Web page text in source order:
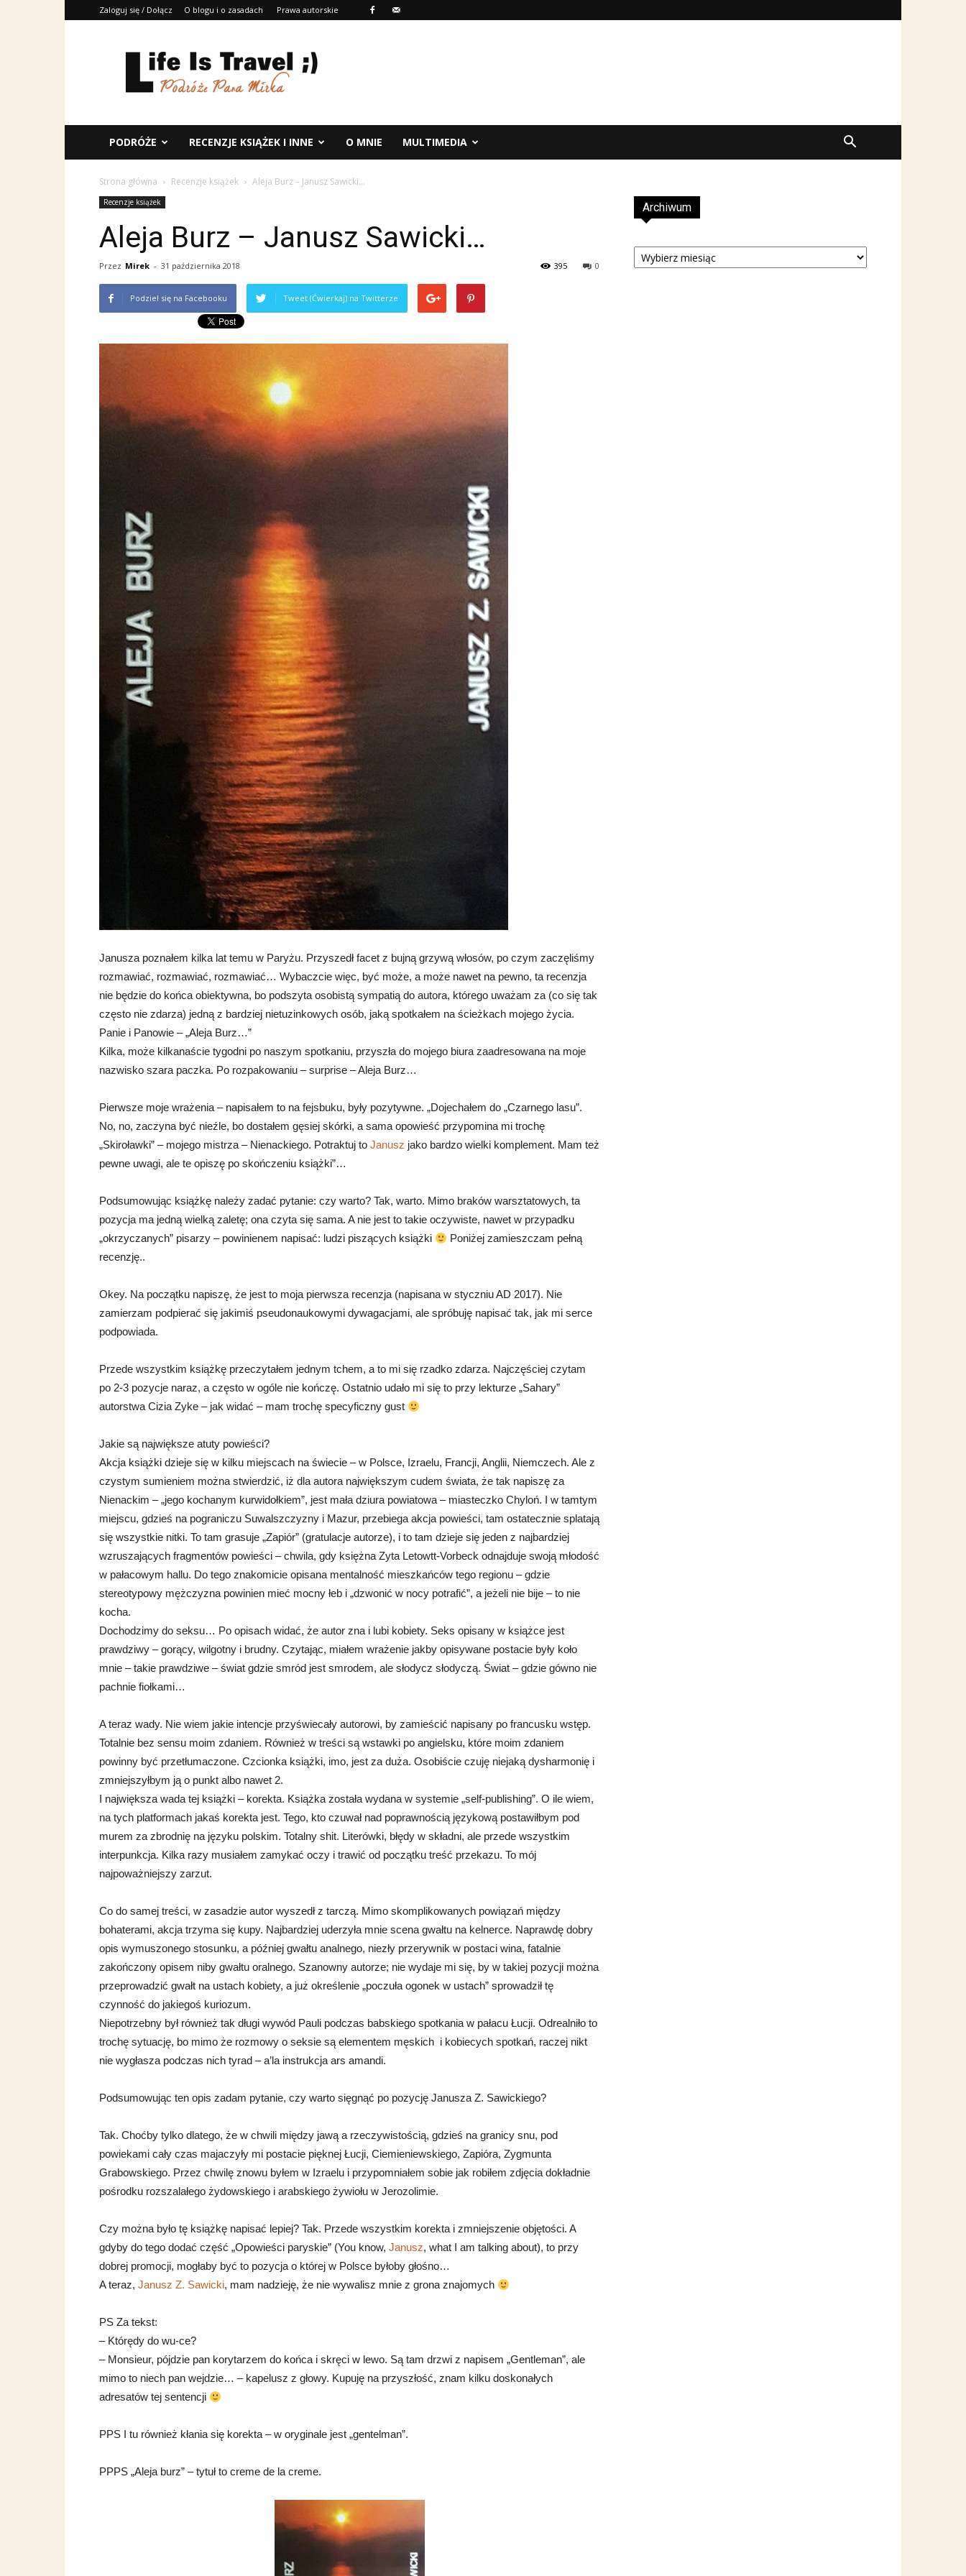
Zaloguj się / Dołącz O blogu i o zasadach Prawa autorskie
Travel
;)
PODRÓŻE RECENZJE KSIĄŻEK I INNE O MNIE MULTIMEDIA
Strona główna Recenzje książek Aleja Burz – Janusz Sawicki…
Recenzje książek
Aleja Burz – Janusz Sawicki…
Przez Mirek - 31 października 2018 0
395
Podziel się na Facebooku Tweet (Ćwierkaj) na Twitterze
Janusza poznałem kilka lat temu w Paryżu. Przyszedł facet z bujną grzywą włosów, po czym zaczęliśmy
rozmawiać, rozmawiać, rozmawiać… Wybaczcie więc, być może, a może nawet na pewno, ta recenzja
nie będzie do końca obiektywna, bo podszyta osobistą sympatią do autora, którego uważam za (co się tak
często nie zdarza) jedną z bardziej nietuzinkowych osób, jaką spotkałem na ścieżkach mojego życia.
Panie i Panowie – „Aleja Burz…”
Kilka, może kilkanaście tygodni po naszym spotkaniu, przyszła do mojego biura zaadresowana na moje
nazwisko szara paczka. Po rozpakowaniu – surprise – Aleja Burz…
Pierwsze moje wrażenia – napisałem to na fejsbuku, były pozytywne. „Dojechałem do „Czarnego lasu”.
No, no, zaczyna być nieźle, bo dostałem gęsiej skórki, a sama opowieść przypomina mi trochę
„Skiroławki” – mojego mistrza – Nienackiego. Potraktuj to Janusz jako bardzo wielki komplement. Mam też
pewne uwagi, ale te opiszę po skończeniu książki”…
Podsumowując książkę należy zadać pytanie: czy warto? Tak, warto. Mimo braków warsztatowych, ta
pozycja ma jedną wielką zaletę; ona czyta się sama. A nie jest to takie oczywiste, nawet w przypadku
„okrzyczanych” pisarzy – powinienem napisać: ludzi piszących książki
Poniżej zamieszczam pełną
recenzję..
Okey. Na początku napiszę, że jest to moja pierwsza recenzja (napisana w styczniu AD 2017). Nie
zamierzam podpierać się jakimiś pseudonaukowymi dywagacjami, ale spróbuję napisać tak, jak mi serce
podpowiada.
Przede wszystkim książkę przeczytałem jednym tchem, a to mi się rzadko zdarza. Najczęściej czytam
po 2-3 pozycje naraz, a często w ogóle nie kończę. Ostatnio udało mi się to przy lekturze „Sahary”
autorstwa Cizia Zyke – jak widać – mam trochę specyficzny gust
Jakie są największe atuty powieści?
Akcja książki dzieje się w kilku miejscach na świecie – w Polsce, Izraelu, Francji, Anglii, Niemczech. Ale z
czystym sumieniem można stwierdzić, iż dla autora największym cudem świata, że tak napiszę za
Nienackim – „jego kochanym kurwidołkiem”, jest mała dziura powiatowa – miasteczko Chyloń. I w tamtym
miejscu, gdzieś na pograniczu Suwalszczyzny i Mazur, przebiega akcja powieści, tam ostatecznie splatają
się wszystkie nitki. To tam grasuje „Zapiór” (gratulacje autorze), i to tam dzieje się jeden z najbardziej
wzruszających fragmentów powieści – chwila, gdy księżna Zyta Letowtt-Vorbeck odnajduje swoją młodość
w pałacowym hallu. Do tego znakomicie opisana mentalność mieszkańców tego regionu – gdzie
stereotypowy mężczyzna powinien mieć mocny łeb i „dzwonić w nocy potrafić”, a jeżeli nie bije – to nie
kocha.
Dochodzimy do seksu… Po opisach widać, że autor zna i lubi kobiety. Seks opisany w książce jest
prawdziwy – gorący, wilgotny i brudny. Czytając, miałem wrażenie jakby opisywane postacie były koło
mnie – takie prawdziwe – świat gdzie smród jest smrodem, ale słodycz słodyczą. Świat – gdzie gówno nie
pachnie fiołkami…
A teraz wady. Nie wiem jakie intencje przyświecały autorowi, by zamieścić napisany po francusku wstęp.
Totalnie bez sensu moim zdaniem. Również w treści są wstawki po angielsku, które moim zdaniem
powinny być przetłumaczone. Czcionka książki, imo, jest za duża. Osobiście czuję niejaką dysharmonię i
zmniejszyłbym ją o punkt albo nawet 2.
I największa wada tej książki – korekta. Książka została wydana w systemie „self-publishing”. O ile wiem,
na tych platformach jakaś korekta jest. Tego, kto czuwał nad poprawnością językową postawiłbym pod
murem za zbrodnię na języku polskim. Totalny shit. Literówki, błędy w składni, ale przede wszystkim
interpunkcja. Kilka razy musiałem zamykać oczy i trawić od początku treść przekazu. To mój
najpoważniejszy zarzut.
Co do samej treści, w zasadzie autor wyszedł z tarczą. Mimo skomplikowanych powiązań między
bohaterami, akcja trzyma się kupy. Najbardziej uderzyła mnie scena gwałtu na kelnerce. Naprawdę dobry
opis wymuszonego stosunku, a później gwałtu analnego, niezły przerywnik w postaci wina, fatalnie
zakończony opisem niby gwałtu oralnego. Szanowny autorze; nie wydaje mi się, by w takiej pozycji można
przeprowadzić gwałt na ustach kobiety, a już określenie „poczuła ogonek w ustach” sprowadził tę
czynność do jakiegoś kuriozum.
Niepotrzebny był również tak długi wywód Pauli podczas babskiego spotkania w pałacu Łucji. Odrealniło to
trochę sytuację, bo mimo że rozmowy o seksie są elementem męskich i kobiecych spotkań, raczej nikt
nie wygłasza podczas nich tyrad – a’la instrukcja ars amandi.
Podsumowując ten opis zadam pytanie, czy warto sięgnąć po pozycję Janusza Z. Sawickiego?
Tak. Choćby tylko dlatego, że w chwili między jawą a rzeczywistością, gdzieś na granicy snu, pod
powiekami cały czas majaczyły mi postacie pięknej Łucji, Ciemieniewskiego, Zapióra, Zygmunta
Grabowskiego. Przez chwilę znowu byłem w Izraelu i przypomniałem sobie jak robiłem zdjęcia dokładnie
pośrodku rozszalałego żydowskiego i arabskiego żywiołu w Jerozolimie.
Czy można było tę książkę napisać lepiej? Tak. Przede wszystkim korekta i zmniejszenie objętości. A
gdyby do tego dodać część „Opowieści paryskie” (You know, Janusz, what I am talking about), to przy
dobrej promocji, mogłaby być to pozycja o której w Polsce byłoby głośno…
A teraz, Janusz Z. Sawicki, mam nadzieję, że nie wywalisz mnie z grona znajomych
PS Za tekst:
– Którędy do wu-ce?
– Monsieur, pójdzie pan korytarzem do końca i skręci w lewo. Są tam drzwi z napisem „Gentleman”, ale
mimo to niech pan wejdzie… – kapelusz z głowy. Kupuję na przyszłość, znam kilku doskonałych
adresatów tej sentencji
PPS I tu również kłania się korekta – w oryginale jest „gentelman”.
PPPS „Aleja burz” – tytuł to creme de la creme.
Archiwum
Archiwum